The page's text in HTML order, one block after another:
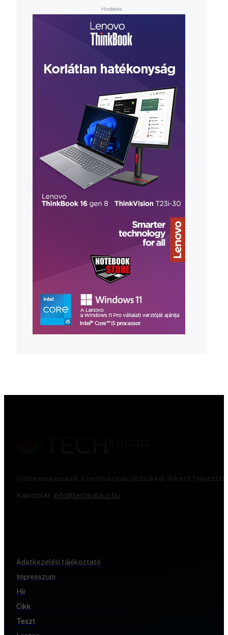
Online magazinunk a technológiai újításokkal, érkező
Kapcsolat: info@techkalauz.hu
Adatkezelési tájékoztató
Impresszum
Hír
Cikk
Teszt